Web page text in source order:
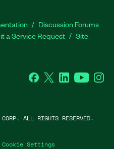
Discussion Forums
a Service Request
Site
Facebook
Twitter LinkedInYouTube
Cookie Settings
ALL RIGHTS RESERVED.